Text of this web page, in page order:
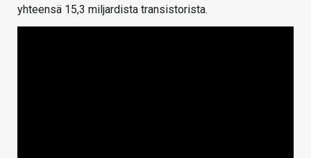
yhteensä 15,3 miljardista transistorista.